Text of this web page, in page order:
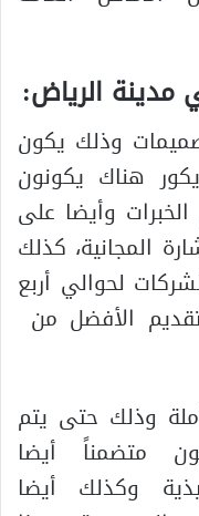
وذلك يكون
هناك يكونون
وأيضا على
المجانية، كذلك
لحوالي أربع
الأفضل من
وذلك حتى يتم
متضمناً أيضا
وكذلك أيضا